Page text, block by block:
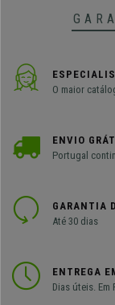
O maior
ENVIO
Portugal
GARANTIA
Até 30 dias
ENTREGA
Dias úteis.